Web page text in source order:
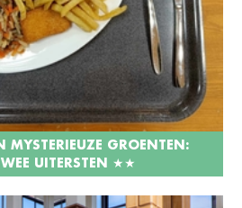
MYSTERIEUZE GROENTEN:
UITERSTEN ★★